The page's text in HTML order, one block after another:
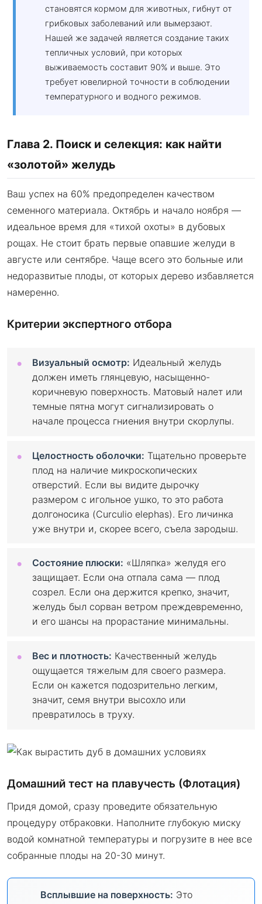
становятся кормом для животных, гибнут от
грибковых заболеваний или вымерзают.
Нашей же задачей является создание таких
тепличных условий, при которых
выживаемость составит 90% и выше. Это
требует ювелирной точности в соблюдении
температурного и водного режимов.
Глава 2. Поиск и селекция: как найти
«золотой» желудь
Ваш успех на 60% предопределен качеством
семенного материала. Октябрь и начало ноября —
идеальное время для «тихой охоты» в дубовых
рощах. Не стоит брать первые опавшие желуди в
августе или сентябре. Чаще всего это больные или
недоразвитые плоды, от которых дерево избавляется
намеренно.
Критерии экспертного отбора
Визуальный осмотр: Идеальный желудь
должен иметь глянцевую, насыщенно-
коричневую поверхность. Матовый налет или
темные пятна могут сигнализировать о
начале процесса гниения внутри скорлупы.
Целостность оболочки: Тщательно проверьте
плод на наличие микроскопических
отверстий. Если вы видите дырочку
размером с игольное ушко, то это работа
долгоносика (Curculio elephas). Его личинка
уже внутри и, скорее всего, съела зародыш.
Состояние плюски: «Шляпка» желудя его
защищает. Если она отпала сама — плод
созрел. Если она держится крепко, значит,
желудь был сорван ветром преждевременно,
и его шансы на прорастание минимальны.
Вес и плотность: Качественный желудь
ощущается тяжелым для своего размера.
Если он кажется подозрительно легким,
значит, семя внутри высохло или
превратилось в труху.
Домашний тест на плавучесть (Флотация)
Придя домой, сразу проведите обязательную
процедуру отбраковки. Наполните глубокую миску
водой комнатной температуры и погрузите в нее все
собранные плоды на 20-30 минут.
Всплывшие на поверхность: Это